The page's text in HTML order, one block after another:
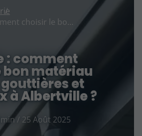
Zinguerie : comment choisir le bon matériau pour vos gouttières et chéneaux à Albertville ?
: comment
bon matériau
et
à Albertville ?
/ 25 Août 2025